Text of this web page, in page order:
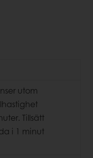
utom
Tillsätt
i 1 minut